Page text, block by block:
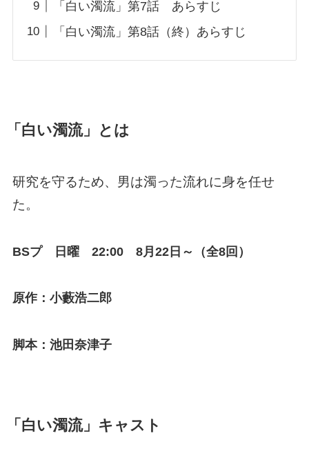
「白い濁流」第7話 あらすじ
「白い濁流」第8話（終）あらすじ
「白い濁流」とは
研究を守るため、男は濁った流れに身を任せ
た。
BSプ 日曜 22:00 8月22日～（全8回）
原作：小藪浩二郎
脚本：池田奈津子
「白い濁流」キャスト